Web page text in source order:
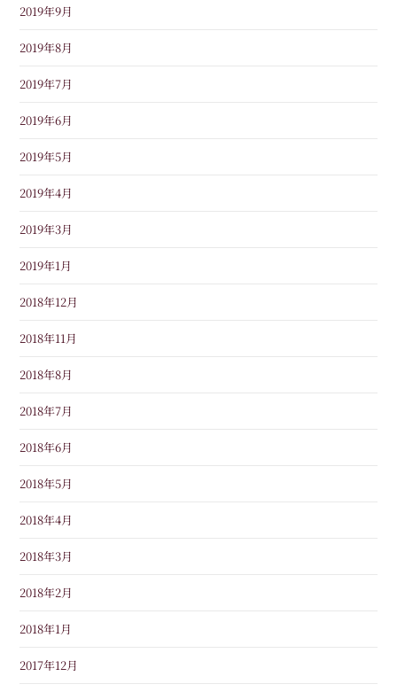
2019年9月
2019年8月
2019年7月
2019年6月
2019年5月
2019年4月
2019年3月
2019年1月
2018年12月
2018年11月
2018年8月
2018年7月
2018年6月
2018年5月
2018年4月
2018年3月
2018年2月
2018年1月
2017年12月